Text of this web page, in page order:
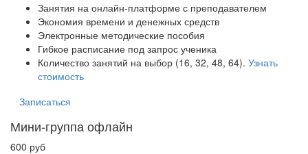
Занятия на онлайн-платформе с преподавателем
Экономия времени и денежных средств
Электронные методические пособия
Гибкое расписание под запрос ученика
Количество занятий на выбор (16, 32, 48, 64). Узнать
стоимость
Записаться
Мини-группа офлайн
600 руб